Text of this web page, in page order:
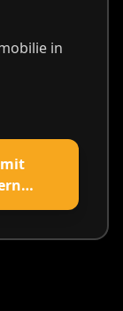
in